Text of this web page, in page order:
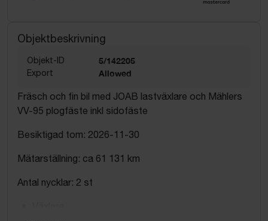
Objektbeskrivning
Objekt-ID 5/142205
Export Allowed
Fräsch och fin bil med JOAB lastväxlare och Mählers
VV-95 plogfäste inkl sidofäste
Besiktigad tom: 2026-11-30
Mätarställning: ca 61 131 km
Antal nycklar: 2 st